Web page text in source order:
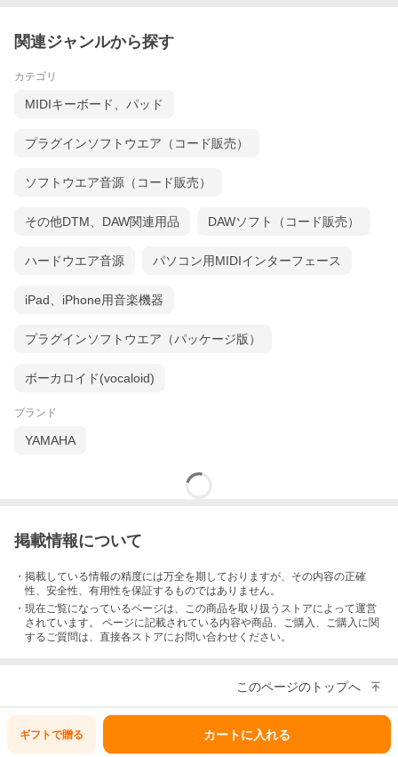
関連ジャンルから探す
カテゴリ
MIDIキーボード、パッド
プラグインソフトウエア（コード販売）
ソフトウエア音源（コード販売）
その他DTM、DAW関連用品 DAWソフト（コード販売）
ハードウエア音源 パソコン用MIDIインターフェース
iPad、iPhone用音楽機器
プラグインソフトウエア（パッケージ版）
ボーカロイド(vocaloid)
ブランド
YAMAHA
掲載情報について
・掲載している情報の精度には万全を期しておりますが、その内容の正確
性、安全性、有用性を保証するものではありません。
・現在ご覧になっているページは、この商品を取り扱うストアによって運営
されています。 ページに記載されている内容や商品、ご購入 、ご購入に関
するご質問は、直接各ストアにお問い合わせください。
このページのトップへ
ギフトで贈る カートに入れる